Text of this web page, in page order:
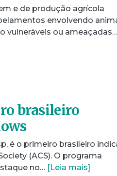
e de produção agrícola
envolvendo
vulneráveis ou ameaçadas…
brasileiro
é o primeiro brasileiro
(ACS). O programa
no… [Leia mais]